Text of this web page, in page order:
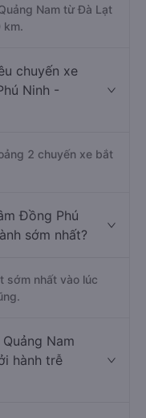
Nam từ Đà Lạt
km.
chuyến xe
Ninh -
2 chuyến xe bắt
Đồng Phú
sớm nhất?
sớm nhất vào lúc
Nam
hành trễ